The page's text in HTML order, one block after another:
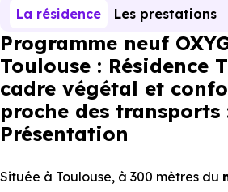
La résidence Les prestations
Programme neuf
Toulouse : Résidence
cadre végétal et
proche des transports
Présentation
Située à Toulouse, à 300 mètres du